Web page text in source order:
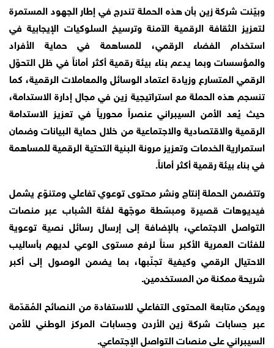
وبيّنت شركة زين بأن هذه الحملة تندرج في إطار الجهود المستمرة
لتعزيز الثقافة الرقمية الآمنة وترسيخ السلوكيات الإيجابية في
استخدام الفضاء الرقمي، للمساهمة في حماية الأفراد
والمؤسسات وبما يدعم بناء بيئة رقمية أكثر أماناً في ظل التحوّل
الرقمي المتسارع وزيادة اعتماد الوسائل والمعاملات الرقمية، كما
تنسجم هذه الحملة مع استراتيجية زين في مجال إدارة الاستدامة،
حيث يُعد الأمن السيبراني عنصراً محورياً في تعزيز الاستدامة
الرقمية والاقتصادية والاجتماعية من خلال حماية البيانات وضمان
استمرارية الخدمات وتعزيز مرونة البنية التحتية الرقمية للمساهمة
في بناء بيئة رقمية أكثر أماناً.
وتتضمن الحملة إنتاج ونشر محتوى توعوي تفاعلي ومتنوّع يشمل
فيديوهات قصيرة ومبسّطة موجّهة لفئة الشباب عبر منصات
التواصل الاجتماعي، بالإضافة إلى إرسال رسائل نصية توعوية
للفئات العمرية الأكبر سناً لرفع مستوى الوعي لديهم بأساليب
الاحتيال الرقمي وكيفية تجنّبها، بما يضمن الوصول إلى أكبر
شريحة ممكنة من المستخدمين.
ويمكن متابعة المحتوى التفاعلي للاستفادة من النصائح المُقدّمة
عبر حِسابات شركة زين الأردن وحِسابات المركز الوطني للأمن
السيبراني على منصات التواصل الإجتماعي.